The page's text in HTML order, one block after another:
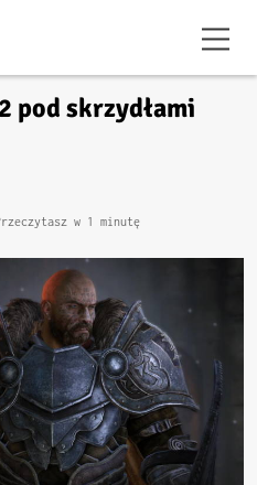
pod skrzydłami
w 1 minutę